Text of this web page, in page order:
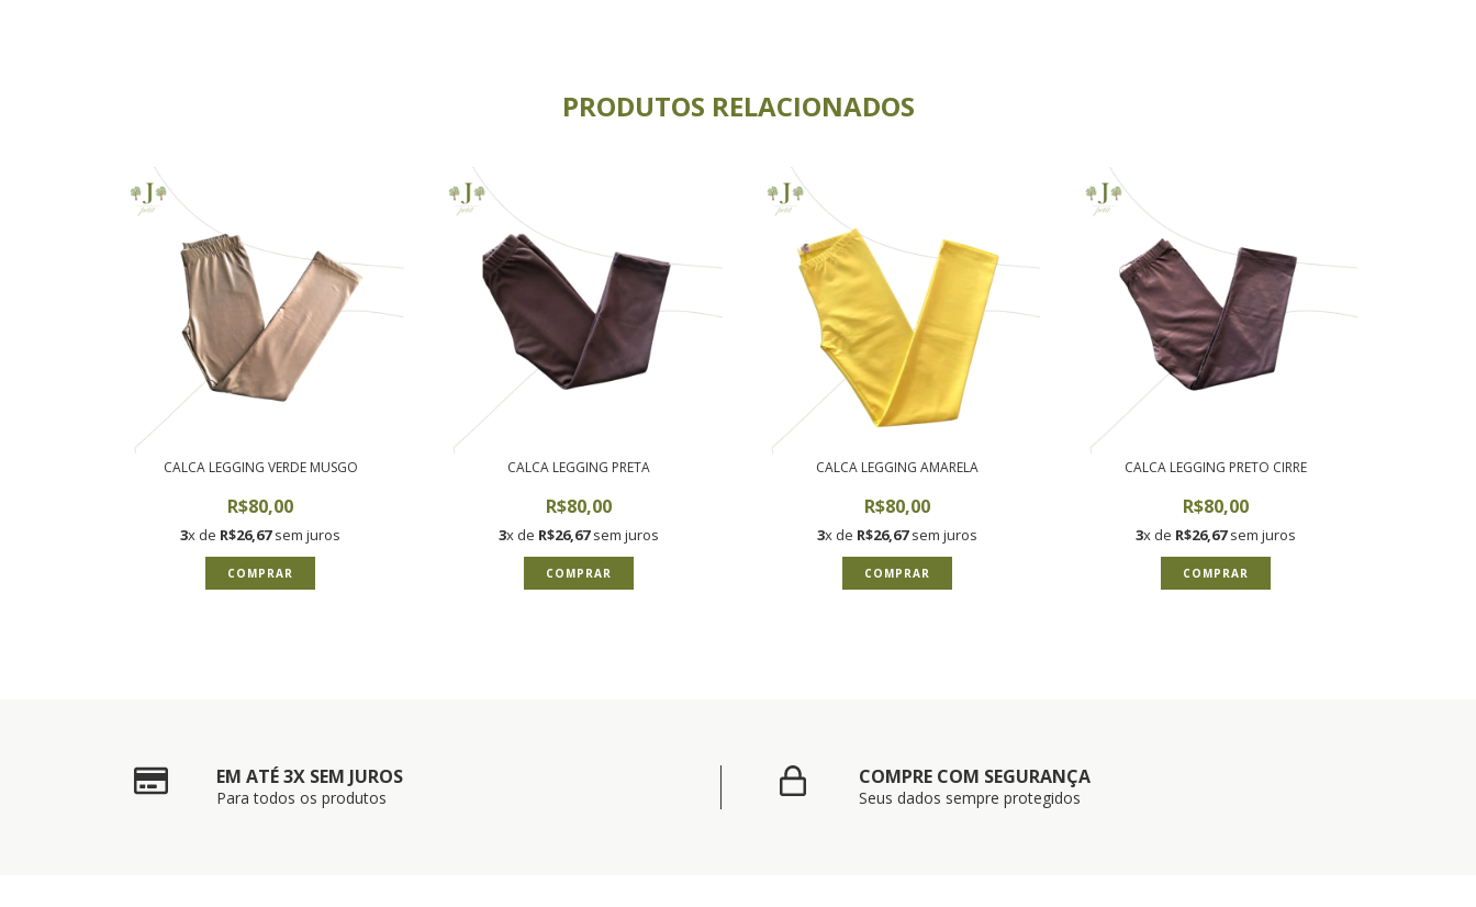
PRODUTOS RELACIONADOS
CALCA LEGGING VERDE MUSGO
R$80,00
3x de R$26,67sem juros
COMPRAR
CALCA LEGGING PRETA
R$80,00
3x de R$26,67sem juros
COMPRAR
CALCA LEGGING AMARELA
R$80,00
3x de R$26,67sem juros
COMPRAR
CALCA LEGGING PRETO CIRRE
R$80,00
3x de R$26,67sem juros
COMPRAR
EM ATÉ 3X SEM JUROS
Para todos os produtos
COMPRE COM SEGURANÇA
Seus dados sempre protegidos